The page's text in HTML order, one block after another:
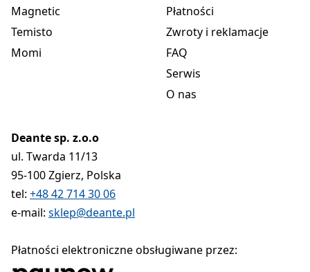
Magnetic
Temisto
Momi
Płatności
Zwroty i reklamacje
FAQ
Serwis
O nas
Deante sp. z.o.o
ul. Twarda 11/13
95-100 Zgierz, Polska
tel: +48 42 714 30 06
e-mail: sklep@deante.pl
Płatności elektroniczne obsługiwane przez: